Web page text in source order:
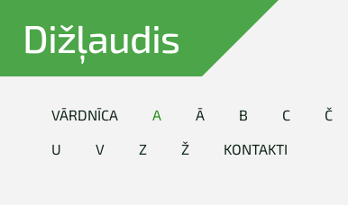
Dižļaudis
VĀRDNĪCA A Ā B C Č
U
V Z Ž KONTAKTI